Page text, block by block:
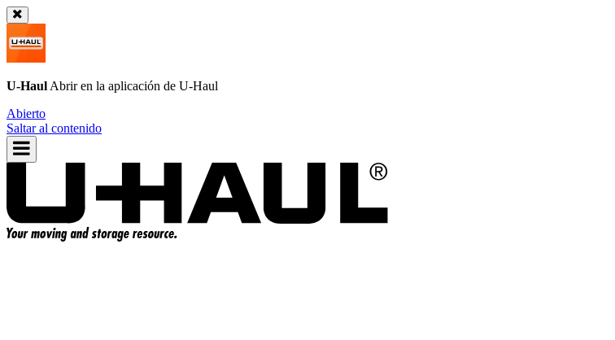
U-Haul Abrir en la aplicación de U-Haul
Abierto
Saltar al contenido